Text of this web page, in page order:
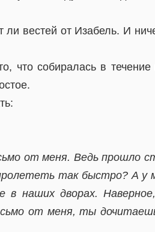
вестей от Изабель. И
что собиралась в течение
от меня. Ведь прошло
так быстро? А у
в наших дворах.
от меня, ты